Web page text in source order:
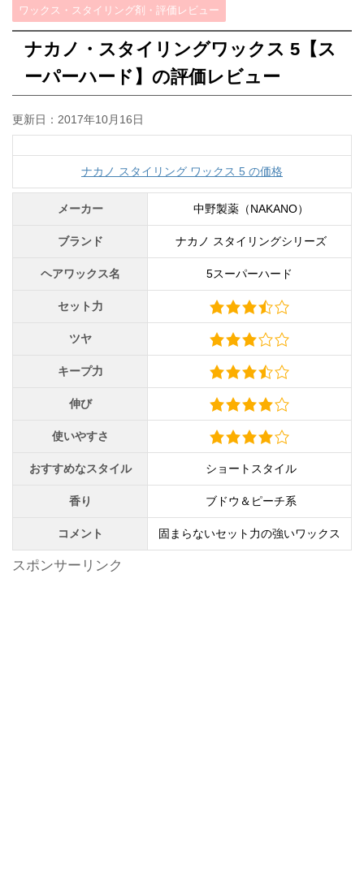
ワックス・スタイリング剤・評価レビュー
ナカノ・スタイリングワックス 5【ス
ーパーハード】の評価レビュー
更新日： 2017年10月16日
ナカノ スタイリング ワックス 5 の価格
メーカー 中野製薬（NAKANO）
ブランド ナカノ スタイリングシリーズ
ヘアワックス名 5スーパーハード
セット力
ツヤ
キープ力
伸び
使いやすさ
おすすめなスタイル ショートスタイル
香り ブドウ＆ピーチ系
コメント 固まらないセット力の強いワックス
スポンサーリンク